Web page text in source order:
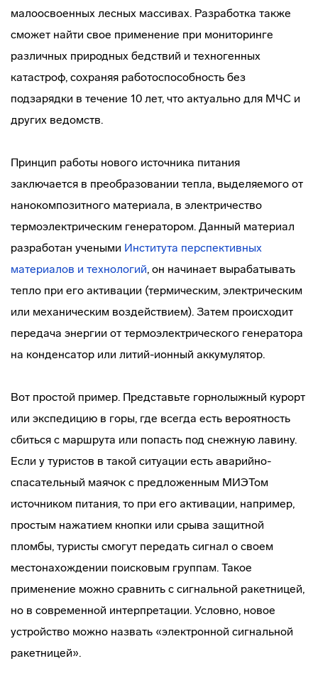
малоосвоенных лесных массивах. Разработка также
сможет найти свое применение при мониторинге
различных природных бедствий и техногенных
катастроф, сохраняя работоспособность без
подзарядки в течение 10 лет, что актуально для МЧС и
других ведомств.
Принцип работы нового источника питания
заключается в преобразовании тепла, выделяемого от
нанокомпозитного материала, в электричество
термоэлектрическим генератором. Данный материал
разработан учеными Института перспективных
материалов и технологий, он начинает вырабатывать
тепло при его активации (термическим, электрическим
или механическим воздействием). Затем происходит
передача энергии от термоэлектрического генератора
на конденсатор или литий-ионный аккумулятор.
Вот простой пример. Представьте горнолыжный курорт
или экспедицию в горы, где всегда есть вероятность
сбиться с маршрута или попасть под снежную лавину.
Если у туристов в такой ситуации есть аварийно-
спасательный маячок с предложенным МИЭТом
источником питания, то при его активации, например,
простым нажатием кнопки или срыва защитной
пломбы, туристы смогут передать сигнал о своем
местонахождении поисковым группам. Такое
применение можно сравнить с сигнальной ракетницей,
но в современной интерпретации. Условно, новое
устройство можно назвать «электронной сигнальной
ракетницей».